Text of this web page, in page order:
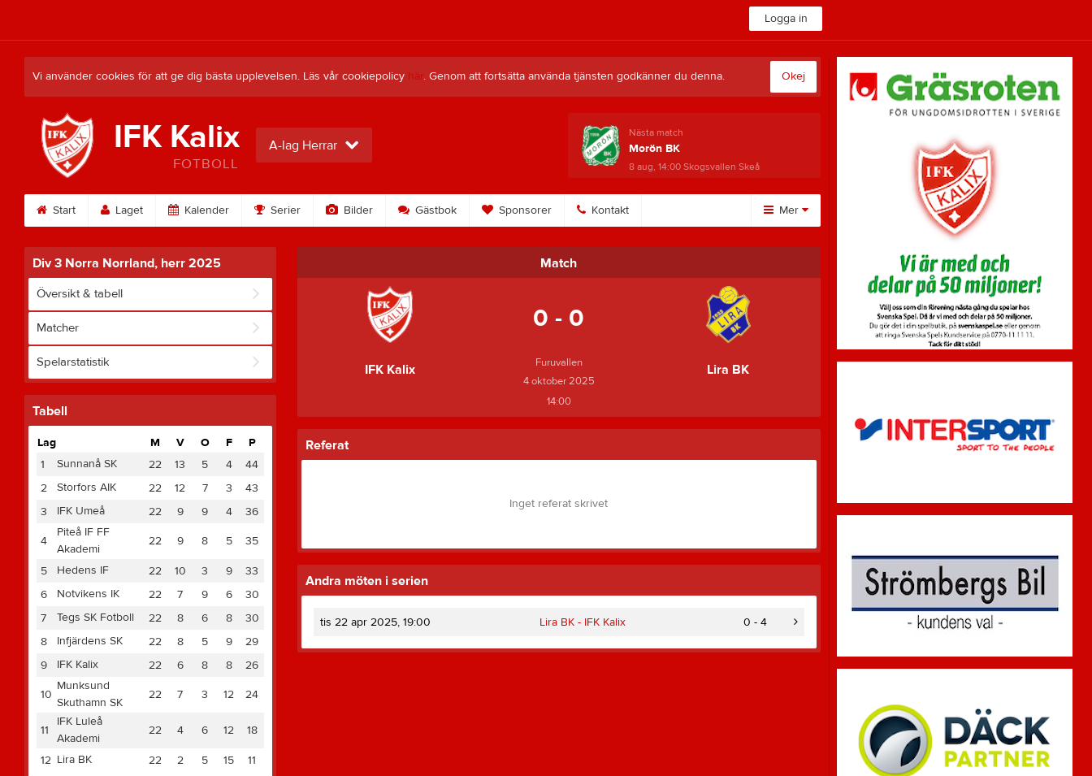
Logga in
Vi använder cookies för att ge dig bästa upplevelsen. Läs vår cookiepolicy här. Genom att fortsätta använda tjänsten godkänner du denna. Okej
IFK Kalix
FOTBOLL
A-lag Herrar
Nästa match
Morön BK
8 aug, 14:00 Skogsvallen Skeå
Start Laget Kalender Serier Bilder Gästbok Sponsorer Kontakt Mer
Besökarstatistik
Div 3 Norra Norrland, herr 2025
Översikt & tabell
Matcher
Spelarstatistik
Tabell
Lag M V O F
P
1
Sunnanå SK 22 13 5 4
44
2
Storfors AIK 22 12 7 3
43
3
IFK Umeå 22 9 9 4
36
4
Piteå IF FF
Akademi
22 9 8 5 35
5 Hedens IF 22 10 3 9
33
6
Notvikens IK 22 7 9 6
30
7
Tegs SK Fotboll 22 8 6 8
30
8
Infjärdens SK 22 8 5 9
29
9
IFK Kalix 22 6 8 8
26
10
Munksund
Skuthamn SK
22 7 3 12 24
11
IFK Luleå
Akademi
22 4 6 12 18
12 Lira BK 22 2 5 15 11
Match
IFK Kalix
0 - 0
Furuvallen
4 oktober 2025
14:00
Lira BK
Referat
Inget referat skrivet
Andra möten i serien
tis 22 apr 2025, 19:00 Lira BK - IFK Kalix 0 - 4